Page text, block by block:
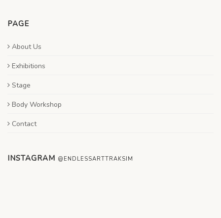
PAGE
About Us
Exhibitions
Stage
Body Workshop
Contact
INSTAGRAM @ENDLESSARTTRAKSIM